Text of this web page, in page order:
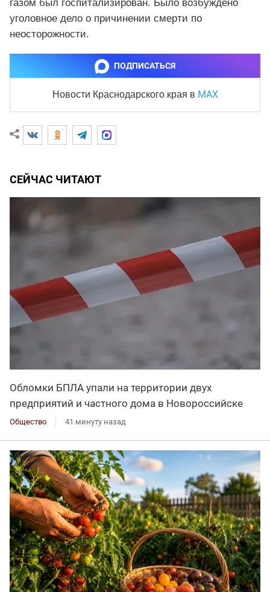
газом был госпитализирован. Было возбуждено
уголовное дело о причинении смерти по
неосторожности.
ПОДПИСАТЬСЯ
Новости Краснодарского края в MAX
СЕЙЧАС ЧИТАЮТ
Обломки БПЛА упали на территории двух
предприятий и частного дома в Новороссийске
Общество 41 минуту назад